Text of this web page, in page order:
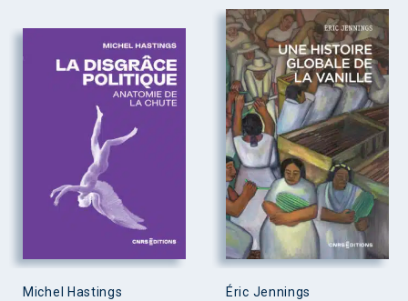
Michel Hastings Éric Jennings